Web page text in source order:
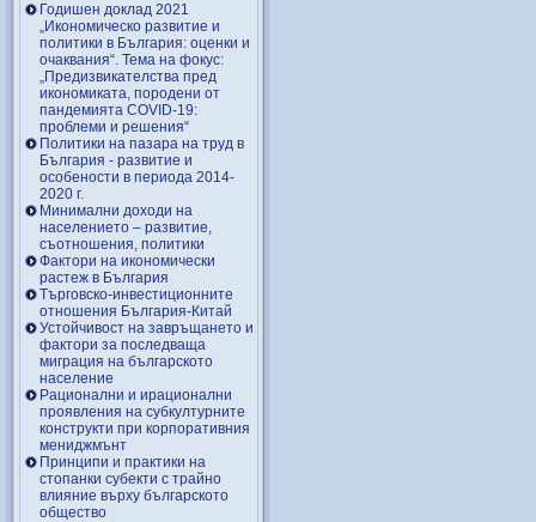
Годишен доклад 2021
„Икономическо развитие и
политики в България: оценки и
очаквания“. Тема на фокус:
„Предизвикателства пред
икономиката, породени от
пандемията COVID-19:
проблеми и решения“
Политики на пазара на труд в
България - развитие и
особености в периода 2014-
2020 г.
Минимални доходи на
населението – развитие,
съотношения, политики
Фактори на икономически
растеж в България
Търговско-инвестиционните
отношения България-Китай
Устойчивост на завръщането и
фактори за последваща
миграция на българското
население
Рационални и ирационални
проявления на субкултурните
конструкти при корпоративния
мениджмънт
Принципи и практики на
стопанки субекти с трайно
влияние върху българското
общество